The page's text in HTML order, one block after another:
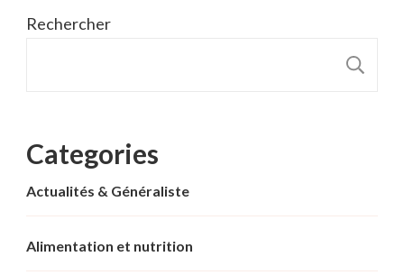
Rechercher
Categories
Actualités & Généraliste
Alimentation et nutrition